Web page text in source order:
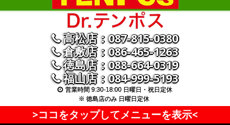
動
高松店：087-815-0380
倉敷店：086-465-1263
徳島店：088-664-0319
福山店：084-999-5193
営業時間 9:30-18:00 日曜日・祝日定休
※ 徳島店のみ 日曜日定休
>ココをタップしてメニューを表示<